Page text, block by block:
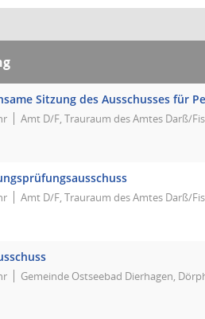
Sitzung des Ausschusses für
Amt D/F, Trauraum des Amtes Darß/
Amt D/F, Trauraum des Amtes Darß/
Gemeinde Ostseebad Dierhagen,